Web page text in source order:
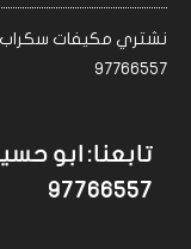
نشتري مكيفات
97766557
تابعنا: ابو
97766557